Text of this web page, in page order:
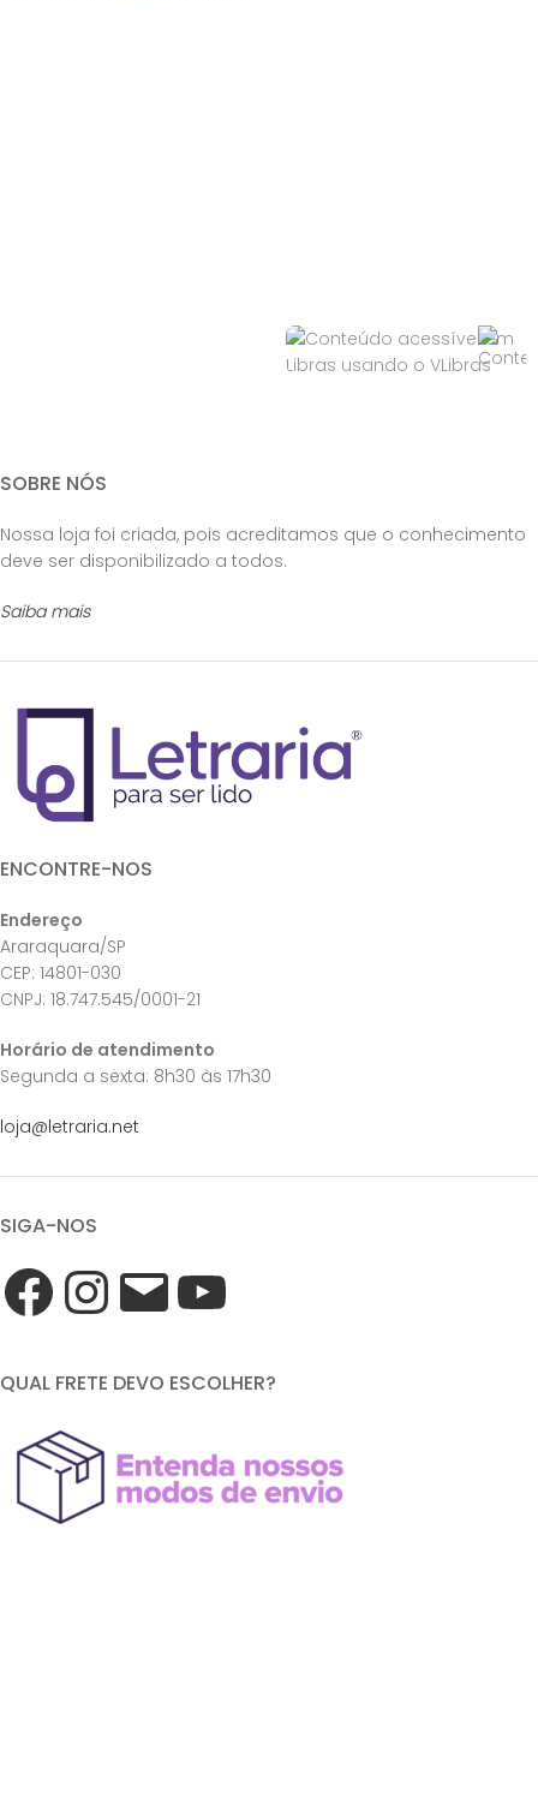
SOBRE NÓS
Nossa loja foi criada, pois acreditamos que o conhecimento
deve ser disponibilizado a todos.
Saiba mais
ENCONTRE-NOS
Endereço
Araraquara/SP
CEP: 14801-030
CNPJ: 18.747.545/0001-21
Horário de atendimento
Segunda a sexta: 8h30 às 17h30
loja@letraria.net
SIGA-NOS
QUAL FRETE DEVO ESCOLHER?